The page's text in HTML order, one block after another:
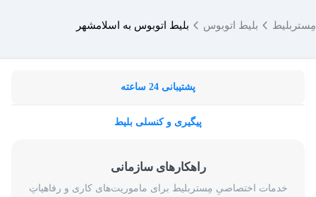
مِستربلیط بلیط اتوبوس بلیط اتوبوس به اسلامشهر
پشتیبانی 24 ساعته
پیگیری و کنسلی بلیط
راهکارهای سازمانی
خدمات اختصاصیِ مِستربلیط برای ماموریت‌های کاری و رفاهیاتِ